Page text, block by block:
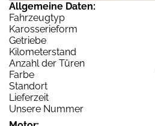
Allgemeine Daten:
Fahrzeugtyp
Karosserieform
Getriebe
Kilometerstand
Anzahl der Türen
Farbe
Standort
Lieferzeit
Unsere Nummer